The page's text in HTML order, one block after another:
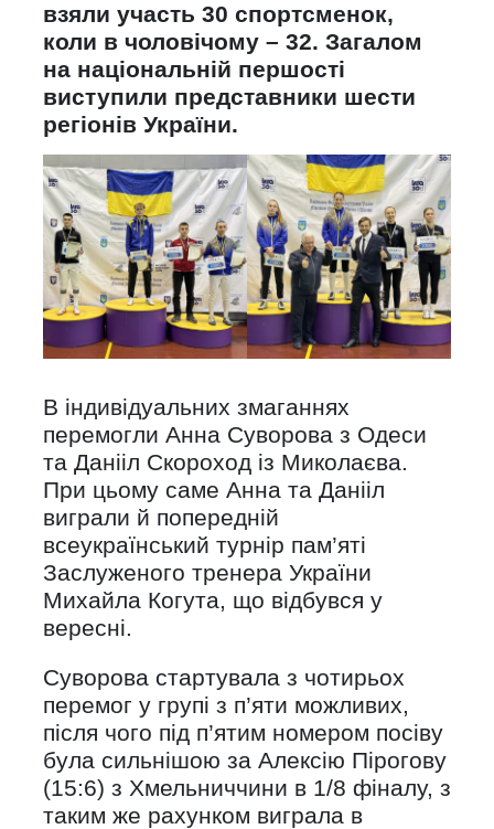
взяли участь 30 спортсменок,
коли в чоловічому – 32. Загалом
на національній першості
виступили представники шести
регіонів України.
В індивідуальних змаганнях
перемогли Анна Суворова з Одеси
та Данііл Скороход із Миколаєва.
При цьому саме Анна та Данііл
виграли й попередній
всеукраїнський турнір пам’яті
Заслуженого тренера України
Михайла Когута, що відбувся у
вересні.
Суворова стартувала з чотирьох
перемог у групі з п’яти можливих,
після чого під п’ятим номером посіву
була сильнішою за Алексію Пірогову
(15:6) з Хмельниччини в 1/8 фіналу, з
таким же рахунком виграла в